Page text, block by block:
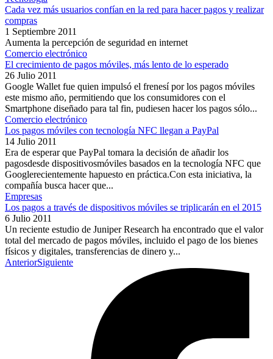
Cada vez más usuarios confían en la red para hacer pagos y realizar
compras
1 Septiembre 2011
Aumenta la percepción de seguridad en internet
Comercio electrónico
El crecimiento de pagos móviles, más lento de lo esperado
26 Julio 2011
Google Wallet fue quien impulsó el frenesí por los pagos móviles
este mismo año, permitiendo que los consumidores con el
Smartphone diseñado para tal fin, pudiesen hacer los pagos sólo...
Comercio electrónico
Los pagos móviles con tecnología NFC llegan a PayPal
14 Julio 2011
Era de esperar que PayPal tomara la decisión de añadir los
pagosdesde dispositivosmóviles basados en la tecnología NFC que
Googlerecientemente hapuesto en práctica.Con esta iniciativa, la
compañía busca hacer que...
Empresas
Los pagos a través de dispositivos móviles se triplicarán en el 2015
6 Julio 2011
Un reciente estudio de Juniper Research ha encontrado que el valor
total del mercado de pagos móviles, incluido el pago de los bienes
físicos y digitales, transferencias de dinero y...
AnteriorSiguiente